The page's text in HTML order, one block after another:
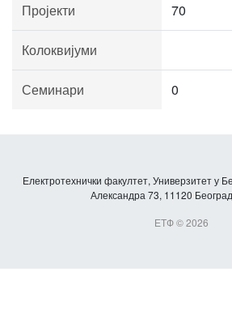
Пројекти 70
Колоквијуми
Семинари 0
Електротехнички факултет, Универзитет у
Александра 73, 11120
ЕТФ © 2026